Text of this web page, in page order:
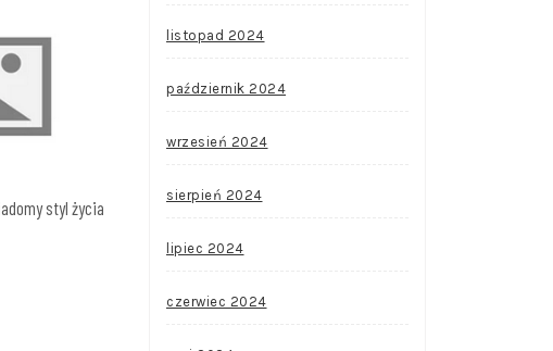
styl życia
listopad 2024
październik 2024
wrzesień 2024
sierpień 2024
lipiec 2024
czerwiec 2024